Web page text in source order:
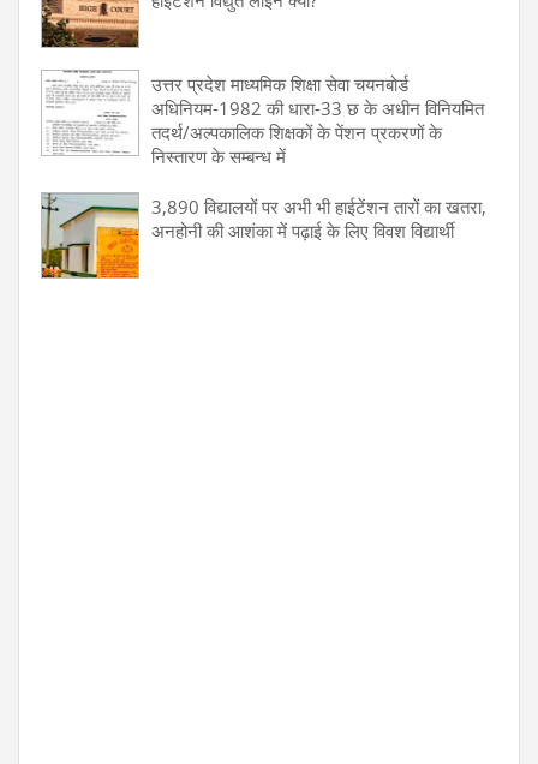
उत्तर प्रदेश माध्यमिक शिक्षा सेवा चयनबोर्ड
अधिनियम-1982 की धारा-33 छ के अधीन विनियमित
तदर्थ/अल्पकालिक शिक्षकों के पेंशन प्रकरणों के
निस्तारण के सम्बन्ध में
3,890 विद्यालयों पर अभी भी हाईटेंशन तारों का खतरा,
अनहोनी की आशंका में पढ़ाई के लिए विवश विद्यार्थी